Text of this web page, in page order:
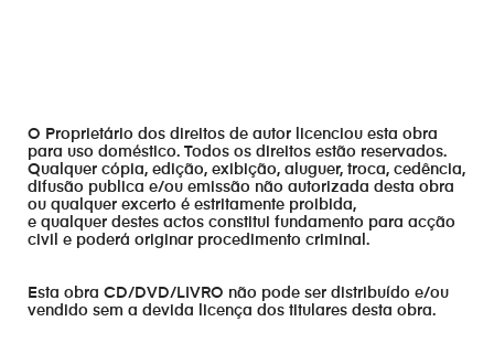
O Proprietário dos direitos de autor licenciou esta obra
para uso doméstico. Todos os direitos estão reservados.
Qualquer cópia, edição, exibição, aluguer, troca, cedência,
difusão publica e/ou emissão não autorizada desta obra
ou qualquer excerto é estritamente proibida,
e qualquer destes actos constitui fundamento para acção
civil e poderá originar procedimento criminal.
Esta obra CD/DVD/LIVRO não pode ser distribuído e/ou
vendido sem a devida licença dos titulares desta obra.